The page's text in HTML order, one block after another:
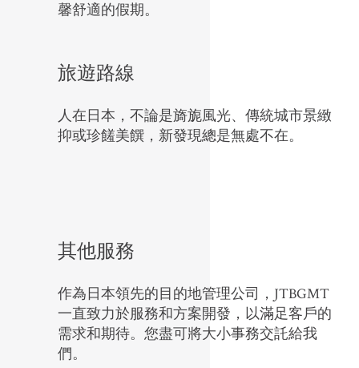
馨舒適的假期。
旅遊路線
人在日本，不論是旖旎風光、傳統城市景緻
抑或珍饈美饌，新發現總是無處不在。
其他服務
作為日本領先的目的地管理公司，JTBGMT
一直致力於服務和方案開發，以滿足客戶的
需求和期待。您盡可將大小事務交託給我
們。